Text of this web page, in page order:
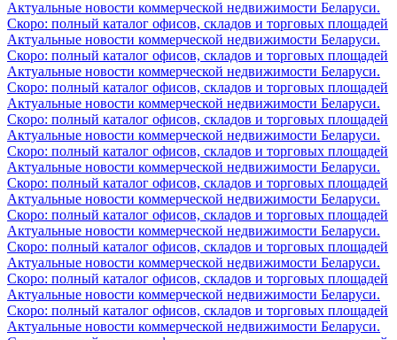
Актуальные новости коммерческой недвижимости Беларуси.
Скоро: полный каталог офисов, складов и торговых площадей
Актуальные новости коммерческой недвижимости Беларуси.
Скоро: полный каталог офисов, складов и торговых площадей
Актуальные новости коммерческой недвижимости Беларуси.
Скоро: полный каталог офисов, складов и торговых площадей
Актуальные новости коммерческой недвижимости Беларуси.
Скоро: полный каталог офисов, складов и торговых площадей
Актуальные новости коммерческой недвижимости Беларуси.
Скоро: полный каталог офисов, складов и торговых площадей
Актуальные новости коммерческой недвижимости Беларуси.
Скоро: полный каталог офисов, складов и торговых площадей
Актуальные новости коммерческой недвижимости Беларуси.
Скоро: полный каталог офисов, складов и торговых площадей
Актуальные новости коммерческой недвижимости Беларуси.
Скоро: полный каталог офисов, складов и торговых площадей
Актуальные новости коммерческой недвижимости Беларуси.
Скоро: полный каталог офисов, складов и торговых площадей
Актуальные новости коммерческой недвижимости Беларуси.
Скоро: полный каталог офисов, складов и торговых площадей
Актуальные новости коммерческой недвижимости Беларуси.